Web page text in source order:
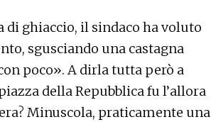
ghiaccio, il sindaco ha voluto
sgusciando una castagna
poco». A dirla tutta però a
della Repubblica fu l’allora
Minuscola, praticamente una